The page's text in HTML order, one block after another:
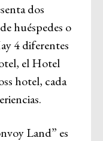
dos
huéspedes o
4 diferentes
el Hotel
hotel, cada
Land” es